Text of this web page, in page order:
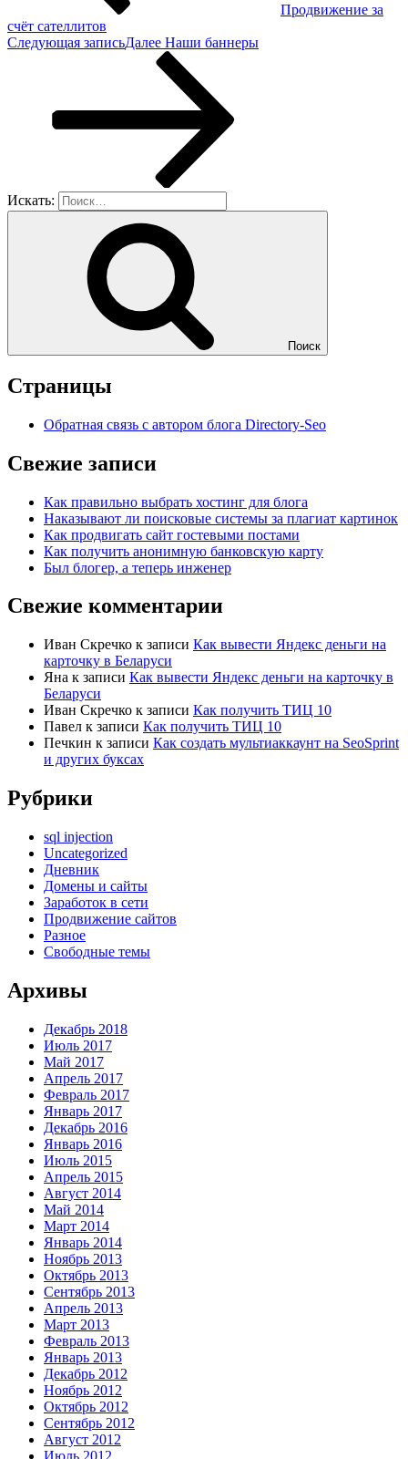
Продвижение за
счёт сателлитов
Следующая записьДалее Наши баннеры
Искать:
Поиск
Страницы
Обратная связь с автором блога Directory-Seo
Свежие записи
Как правильно выбрать хостинг для блога
Наказывают ли поисковые системы за плагиат картинок
Как продвигать сайт гостевыми постами
Как получить анонимную банковскую карту
Был блогер, а теперь инженер
Свежие комментарии
Иван Скречко к записи Как вывести Яндекс деньги на
карточку в Беларуси
Яна к записи Как вывести Яндекс деньги на карточку в
Беларуси
Иван Скречко к записи Как получить ТИЦ 10
Павел к записи Как получить ТИЦ 10
Печкин к записи Как создать мультиаккаунт на SeoSprint
и других буксах
Рубрики
sql injection
Uncategorized
Дневник
Домены и сайты
Заработок в сети
Продвижение сайтов
Разное
Свободные темы
Архивы
Декабрь 2018
Июль 2017
Май 2017
Апрель 2017
Февраль 2017
Январь 2017
Декабрь 2016
Январь 2016
Июль 2015
Апрель 2015
Август 2014
Май 2014
Март 2014
Январь 2014
Ноябрь 2013
Октябрь 2013
Сентябрь 2013
Апрель 2013
Март 2013
Февраль 2013
Январь 2013
Декабрь 2012
Ноябрь 2012
Октябрь 2012
Сентябрь 2012
Август 2012
Июль 2012